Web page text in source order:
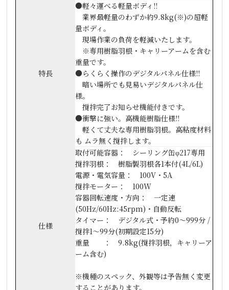
特長
●軽々運べる軽量ボディ!!
業界最軽量のわずか約9.8kg(※)の超軽
量ボディ。
現場作業の負荷を軽減いたします。
※専用樹脂羽根・キャリーアームを含む
重量です。
●らくらく操作のデジタルパネル仕様!!
暗い場所でも見易いデジタルパネル仕
様。
撹拌完了お知らせ機能付きです。
●衝撃に強い。高機能樹脂仕様!!
軽くて丈夫な専用樹脂羽根。高粘度材料
も ムラ無く撹拌します。
仕様
取付可能容器： シーリング缶φ217専用
撹拌羽根： 樹脂製羽根各1本付(4L/6L)
電源・電気容量： 100V・5A
撹拌モーター： 100W
容器回転速度・方向： 一定速
(50Hz/60Hz:45rpm)・自動反転
タイマー： デジタル式・予約0～999分 /
撹拌1～99分(初期設定15分)
重量 ： 9.8kg(撹拌羽根，キャリーア
ーム含む)
※機種のスペック、外観等は予告無く変更
することがあります。